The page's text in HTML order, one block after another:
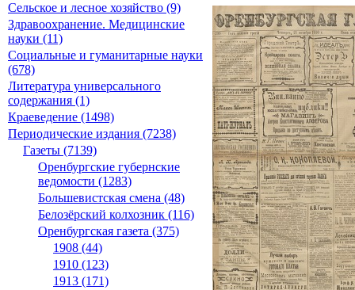
Сельское и лесное хозяйство (9)
Здравоохранение. Медицинские
науки (11)
Социальные и гуманитарные науки
(678)
Литература универсального
содержания (1)
Краеведение (1498)
Периодические издания (7238)
Газеты (7139)
Оренбургские губернские
ведомости (1283)
Большевистская смена (48)
Белозёрский колхозник (116)
Оренбургская газета (375)
1908 (44)
1910 (123)
1913 (171)